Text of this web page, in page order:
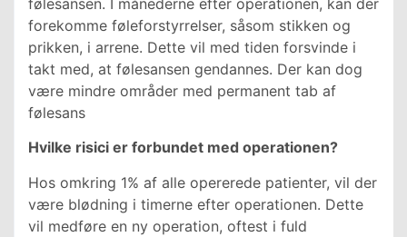
forekomme føleforstyrrelser, såsom stikken og
prikken, i arrene. Dette vil med tiden forsvinde i
takt med, at følesansen gendannes. Der kan dog
være mindre områder med permanent tab af
følesans
Hvilke risici er forbundet med operationen?
Hos omkring 1% af alle opererede patienter, vil der
være blødning i timerne efter operationen. Dette
vil medføre en ny operation, oftest i fuld